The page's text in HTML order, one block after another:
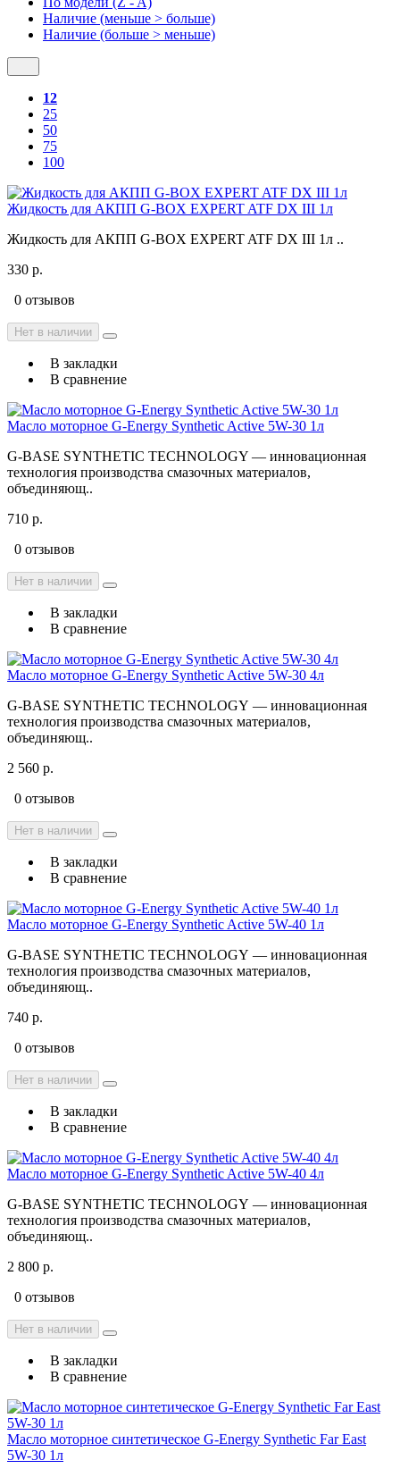
Наличие (меньше > больше)
Наличие (больше > меньше)
12
25
50
75
100
Жидкость для АКПП G-BOX EXPERT ATF DX III 1л
Жидкость для АКПП G-BOX EXPERT ATF DX III 1л ..
330 р.
0 отзывов
Нет в наличии
В закладки
В сравнение
Масло моторное G-Energy Synthetic Active 5W-30 1л
G-BASE SYNTHETIC TECHNOLOGY — инновационная
технология производства смазочных материалов,
объединяющ..
710 р.
0 отзывов
Нет в наличии
В закладки
В сравнение
Масло моторное G-Energy Synthetic Active 5W-30 4л
G-BASE SYNTHETIC TECHNOLOGY — инновационная
технология производства смазочных материалов,
объединяющ..
2 560 р.
0 отзывов
Нет в наличии
В закладки
В сравнение
Масло моторное G-Energy Synthetic Active 5W-40 1л
G-BASE SYNTHETIC TECHNOLOGY — инновационная
технология производства смазочных материалов,
объединяющ..
740 р.
0 отзывов
Нет в наличии
В закладки
В сравнение
Масло моторное G-Energy Synthetic Active 5W-40 4л
G-BASE SYNTHETIC TECHNOLOGY — инновационная
технология производства смазочных материалов,
объединяющ..
2 800 р.
0 отзывов
Нет в наличии
В закладки
В сравнение
Масло моторное синтетическое G-Energy Synthetic Far East
5W-30 1л